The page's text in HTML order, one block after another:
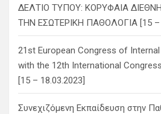
ΔΕΛΤΙΟ ΤΥΠΟΥ: ΚΟΡΥΦΑΙΑ
ΤΗΝ ΕΣΩΤΕΡΙΚΗ ΠΑΘΟΛΟΓΙΑ [15 –
21st European Congress of
with the 12th International
[15 – 18.03.2023]
Συνεχιζόμενη Εκπαίδευση στην